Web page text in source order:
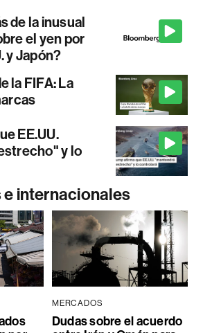
de la inusual
el yen por
y Japón?
la FIFA: La
EE.UU.
y lo
internacionales
MERCADOS
Dudas sobre el acuerdo